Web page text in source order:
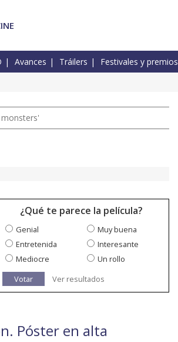
Avances Tráilers Festivales y premios
¿Qué te parece la película?
Genial
Muy buena
Entretenida
Interesante
Mediocre
Un rollo
Votar
Ver resultados
Póster en alta